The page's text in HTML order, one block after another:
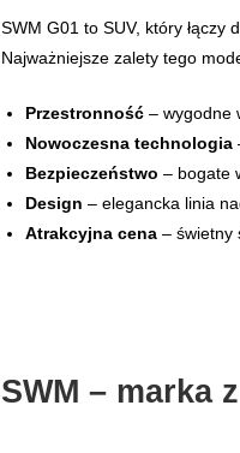
SWM G01 to SUV, który łączy
Najważniejsze zalety tego
Przestronność – wygodne
Nowoczesna technologia
Bezpieczeństwo – bogate
Design – elegancka linia
Atrakcyjna cena – świetny
SWM – marka